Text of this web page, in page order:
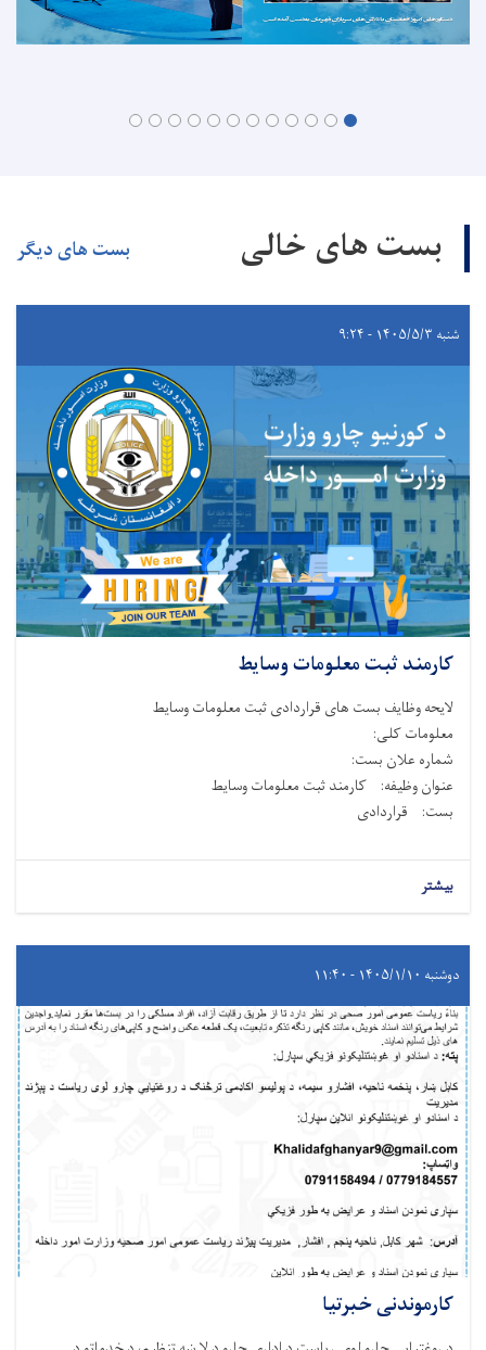
بست های خالی بست های دیگر
شنبه ۱۴۰۵/۵/۳ - ۹:۲۴
کارمند ثبت معلومات وسایط
لایحه وظایف بست های قراردادی ثبت معلومات وسایط
معلومات کلی:
شماره علان بست:
عنوان وظیفه: کارمند ثبت معلومات وسایط
بست: قراردادی
بیشتر
دوشنبه ۱۴۰۵/۱/۱۰ - ۱۱:۴۰
کارموندنی خبرتیا